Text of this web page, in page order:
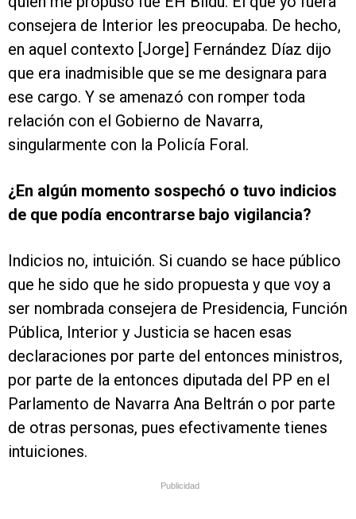
consejera de Interior les preocupaba. De hecho,
en aquel contexto [Jorge] Fernández Díaz dijo
que era inadmisible que se me designara para
ese cargo. Y se amenazó con romper toda
relación con el Gobierno de Navarra,
singularmente con la Policía Foral.
¿En algún momento sospechó o tuvo indicios
de que podía encontrarse bajo vigilancia?
Indicios no, intuición. Si cuando se hace público
que he sido que he sido propuesta y que voy a
ser nombrada consejera de Presidencia, Función
Pública, Interior y Justicia se hacen esas
declaraciones por parte del entonces ministros,
por parte de la entonces diputada del PP en el
Parlamento de Navarra Ana Beltrán o por parte
de otras personas, pues efectivamente tienes
intuiciones.
Publicidad